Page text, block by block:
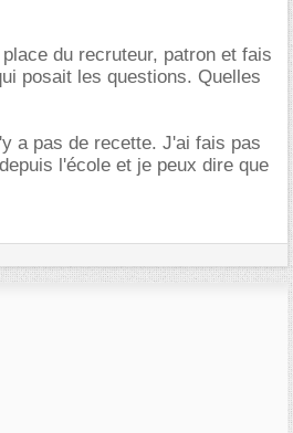
du recruteur, patron et fais
posait les questions. Quelles
a pas de recette. J'ai fais pas
l'école et je peux dire que